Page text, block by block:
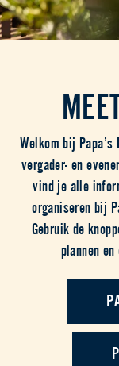
Welkom bij
vergader- en
vind je alle
organiseren bij
Gebruik de
plannen